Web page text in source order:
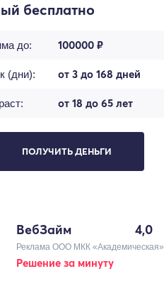
бесплатно
до: 100000 ₽
(дни): от 3 до 168 дней
от 18 до 65 лет
ПОЛУЧИТЬ ДЕНЬГИ
ВебЗайм 4,0
Реклама ООО МКК «Академическая»
Решение за минуту